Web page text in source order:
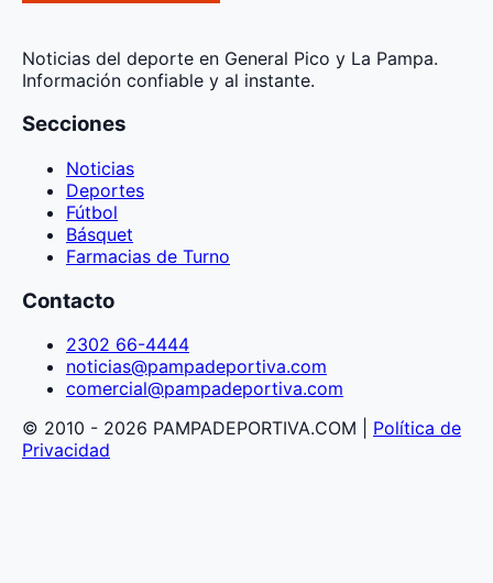
Noticias del deporte en General Pico y La Pampa.
Información confiable y al instante.
Secciones
Noticias
Deportes
Fútbol
Básquet
Farmacias de Turno
Contacto
2302 66-4444
noticias@pampadeportiva.com
comercial@pampadeportiva.com
© 2010 - 2026 PAMPADEPORTIVA.COM | Política de
Privacidad